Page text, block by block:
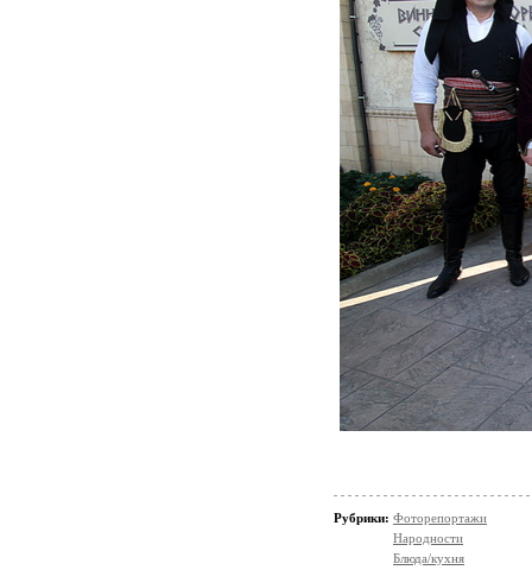
Рубрики: Фоторепортажи
Народности
Блюда/кухня